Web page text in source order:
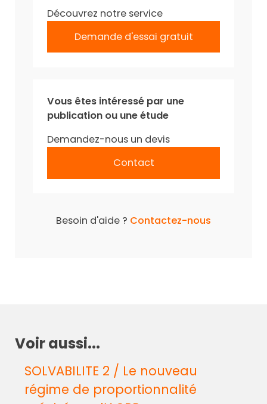
Découvrez notre service
Demande d'essai gratuit
Vous êtes intéressé par une
publication ou une étude
Demandez-nous un devis
Contact
Besoin d'aide ? Contactez-nous
Voir aussi...
SOLVABILITE 2 / Le nouveau
régime de proportionnalité